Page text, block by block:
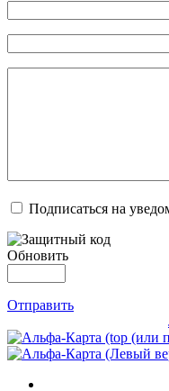
Подписаться на
Обновить
Отправить